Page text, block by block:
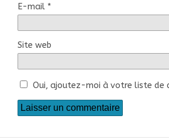
E-mail *
Site web
Oui, ajoutez-moi à votre liste de